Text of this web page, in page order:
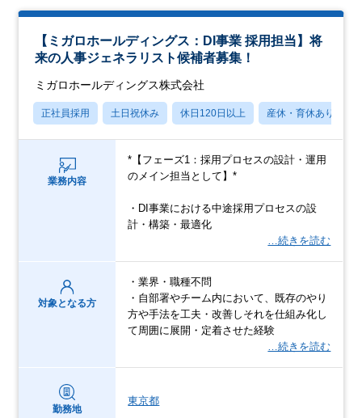
【ミガロホールディングス：DI事業 採用担当】将
来の人事ジェネラリスト候補者募集！
ミガロホールディングス株式会社
正社員採用 土日祝休み 休日120日以上 産休・育休あり
業務内容
*【フェーズ1：採用プロセスの設計・運用
のメイン担当として】*
・DI事業における中途採用プロセスの設
計・構築・最適化
…続きを読む
対象となる方
・業界・職種不問
・自部署やチーム内において、既存のやり
方や手法を工夫・改善しそれを仕組み化し
て周囲に展開・定着させた経験
…続きを読む
勤務地
東京都